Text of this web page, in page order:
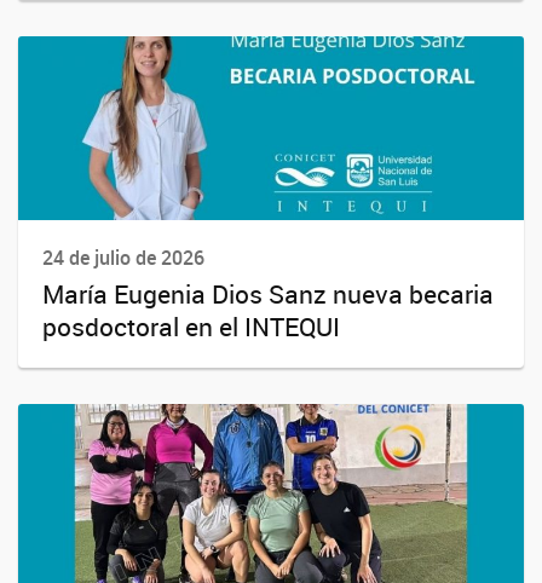
24 de julio de 2026
María Eugenia Dios Sanz nueva becaria
posdoctoral en el INTEQUI